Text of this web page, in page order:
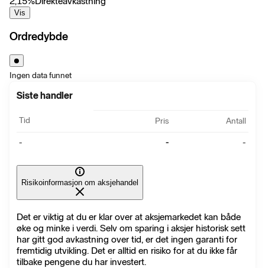
Vis
Ordredybde
Ingen data funnet
Siste handler
Tid Pris Antall
- - -
Risikoinformasjon om aksjehandel
Det er viktig at du er klar over at aksjemarkedet kan både
øke og minke i verdi. Selv om sparing i aksjer historisk sett
har gitt god avkastning over tid, er det ingen garanti for
fremtidig utvikling. Det er alltid en risiko for at du ikke får
tilbake pengene du har investert.